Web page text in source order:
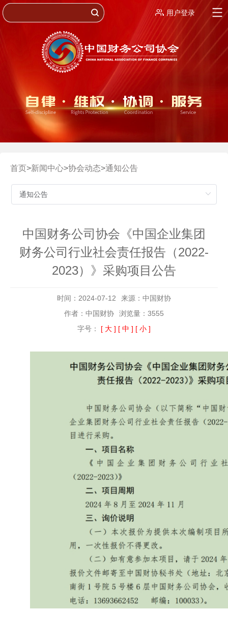
用户登录
首页>新闻中心>协会动态>通知公告
中国财务公司协会《中国企业集团
财务公司行业社会责任报告（2022-
2023）》采购项目公告
时间：2024-07-12
来源：中国财协
作者：中国财协
浏览量：3555
字号： [ 大 ] [ 中 ] [ 小 ]